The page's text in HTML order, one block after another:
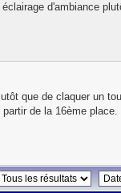
d'ambiance
que de claquer un
de la 16ème